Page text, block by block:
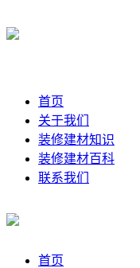
首页
关于我们
装修建材知识
装修建材百科
联系我们
首页